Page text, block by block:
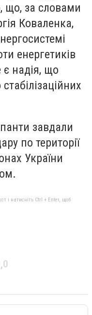
що, за словами
Коваленка,
енергетиків
надія, що
завдали
по території
України
і натисніть Ctrl + Enter, щоб